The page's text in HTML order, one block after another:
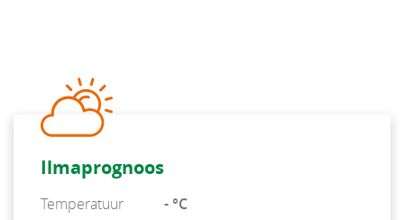
Ilmaprognoos
Temperatuur - °C